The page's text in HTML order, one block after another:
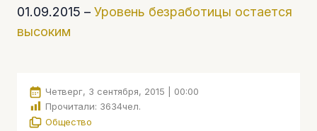
01.09.2015 – Уровень безработицы остается
высоким
Четверг, 3 сентября, 2015 | 00:00
Прочитали: 3634чел.
Общество